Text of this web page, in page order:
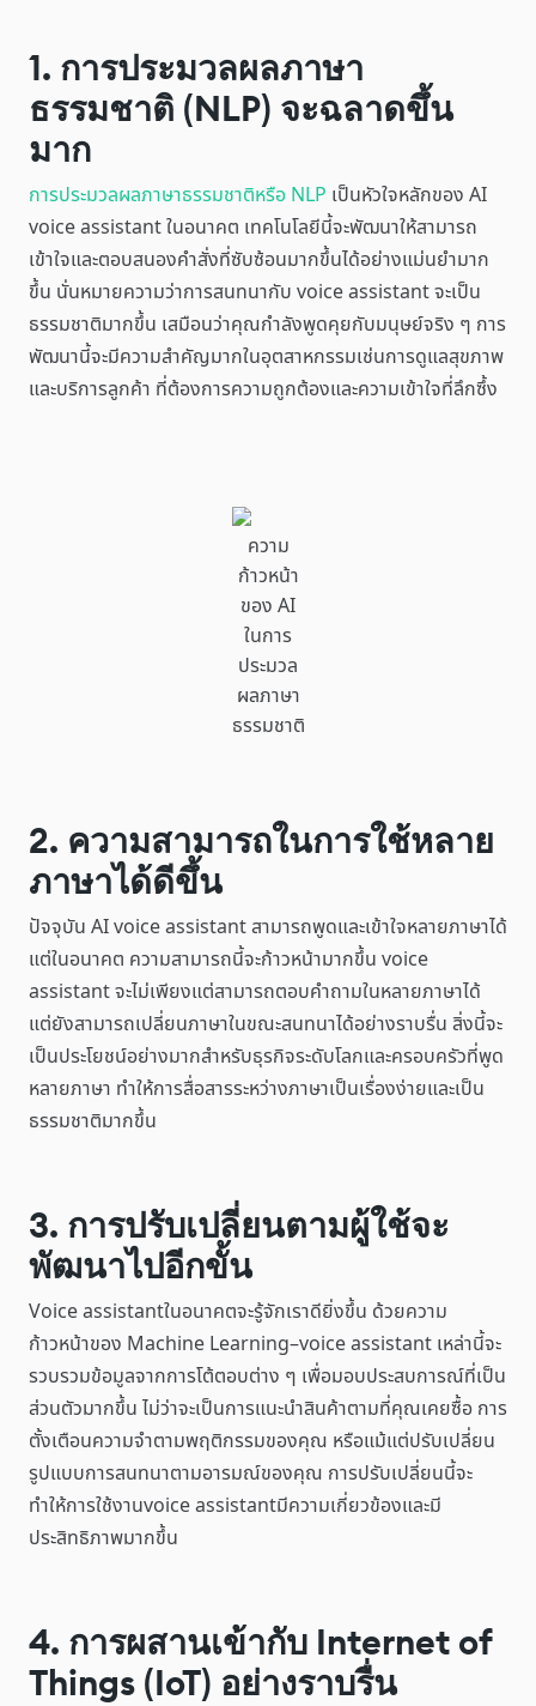
1. การประมวลผลภาษา
ธรรมชาติ (NLP) จะฉลาดขึ้น
มาก
การประมวลผลภาษาธรรมชาติหรือ NLP เป็นหัวใจหลักของ AI
voice assistant ในอนาคต เทคโนโลยีนี้จะพัฒนาให้สามารถ
เข้าใจและตอบสนองคำสั่งที่ซับซ้อนมากขึ้นได้อย่างแม่นยำมาก
ขึ้น นั่นหมายความว่าการสนทนากับ voice assistant จะเป็น
ธรรมชาติมากขึ้น เสมือนว่าคุณกำลังพูดคุยกับมนุษย์จริง ๆ การ
พัฒนานี้จะมีความสำคัญมากในอุตสาหกรรมเช่นการดูแลสุขภาพ
และบริการลูกค้า ที่ต้องการความถูกต้องและความเข้าใจที่ลึกซึ้ง
ความ
ก้าวหน้า
ของ AI
ในการ
ประมวล
ผลภาษา
ธรรมชาติ
2. ความสามารถในการใช้หลาย
ภาษาได้ดีขึ้น
ปัจจุบัน AI voice assistant สามารถพูดและเข้าใจหลายภาษาได้
แต่ในอนาคต ความสามารถนี้จะก้าวหน้ามากขึ้น voice
assistant จะไม่เพียงแต่สามารถตอบคำถามในหลายภาษาได้
แต่ยังสามารถเปลี่ยนภาษาในขณะสนทนาได้อย่างราบรื่น สิ่งนี้จะ
เป็นประโยชน์อย่างมากสำหรับธุรกิจระดับโลกและครอบครัวที่พูด
หลายภาษา ทำให้การสื่อสารระหว่างภาษาเป็นเรื่องง่ายและเป็น
ธรรมชาติมากขึ้น
3. การปรับเปลี่ยนตามผู้ใช้จะ
พัฒนาไปอีกขั้น
Voice assistantในอนาคตจะรู้จักเราดียิ่งขึ้น ด้วยความ
ก้าวหน้าของ Machine Learning–voice assistant เหล่านี้จะ
รวบรวมข้อมูลจากการโต้ตอบต่าง ๆ เพื่อมอบประสบการณ์ที่เป็น
ส่วนตัวมากขึ้น ไม่ว่าจะเป็นการแนะนำสินค้าตามที่คุณเคยซื้อ การ
ตั้งเตือนความจำตามพฤติกรรมของคุณ หรือแม้แต่ปรับเปลี่ยน
รูปแบบการสนทนาตามอารมณ์ของคุณ การปรับเปลี่ยนนี้จะ
ทำให้การใช้งานvoice assistantมีความเกี่ยวข้องและมี
ประสิทธิภาพมากขึ้น
4. การผสานเข้ากับ Internet of
Things (IoT) อย่างราบรื่น